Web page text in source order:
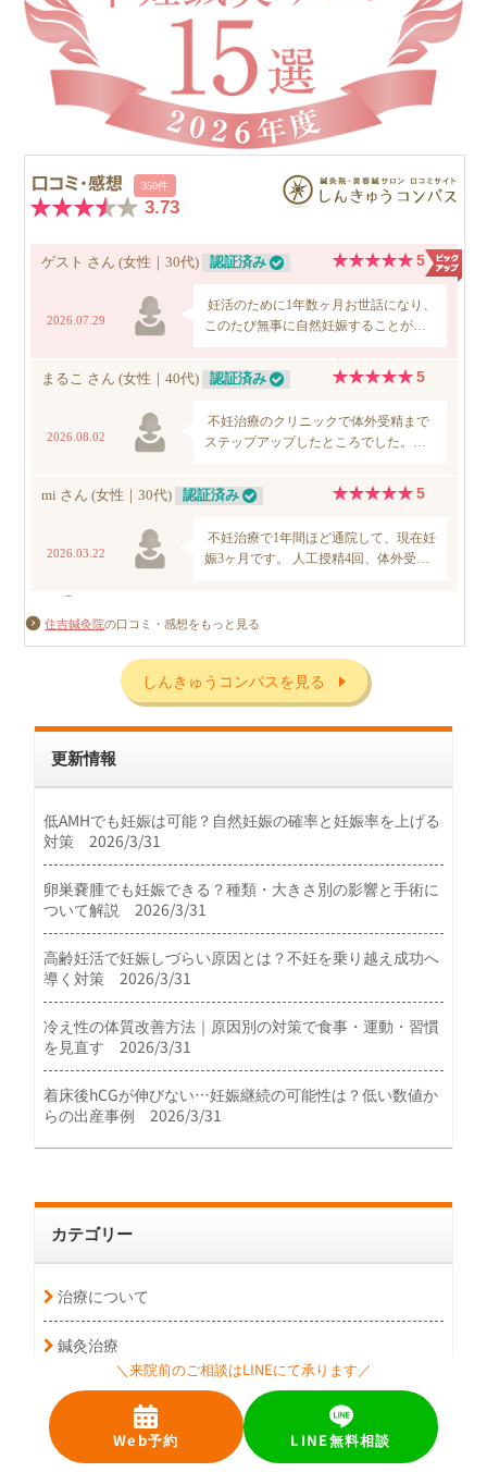
住吉鍼灸院の口コミ・感想をもっと見る
しんきゅうコンパスを見る
更新情報
低AMHでも妊娠は可能？自然妊娠の確率と妊娠率を上げる
対策 2026/3/31
卵巣嚢腫でも妊娠できる？種類・大きさ別の影響と手術に
ついて解説 2026/3/31
高齢妊活で妊娠しづらい原因とは？不妊を乗り越え成功へ
導く対策 2026/3/31
冷え性の体質改善方法｜原因別の対策で食事・運動・習慣
を見直す 2026/3/31
着床後hCGが伸びない…妊娠継続の可能性は？低い数値か
らの出産事例 2026/3/31
カテゴリー
治療について
鍼灸治療
睡眠
お尻の痛み
＼来院前のご相談はLINEにて承ります／
Web予約 LINE無料相談